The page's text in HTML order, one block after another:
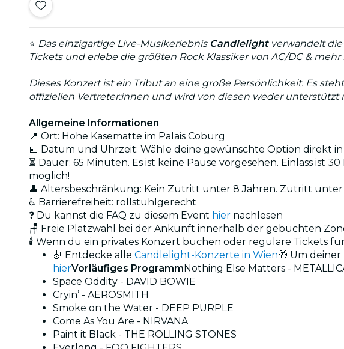
⭐ Das einzigartige Live-Musikerlebnis Candlelightverwandelt die
Tickets und erlebe die größten Rock Klassiker von AC/DC &
Dieses Konzert ist ein Tribut an eine große Persönlichkeit. Es
offiziellen Vertreter:innen und wird von diesen weder unterstützt
Allgemeine Informationen
📍 Ort: Hohe Kasematte im Palais Coburg
📅 Datum und Uhrzeit: Wähle deine gewünschte Option direkt in
⏳ Dauer: 65 Minuten. Es ist keine Pause vorgesehen. Einlass ist
möglich!
👤 Altersbeschränkung: Kein Zutritt unter 8 Jahren. Zutritt
♿ Barrierefreiheit: rollstuhlgerecht
❓ Du kannst die FAQ zu diesem Event hier nachlesen
🪑 Freie Platzwahl bei der Ankunft innerhalb der gebuchten
🕯️ Wenn du ein privates Konzert buchen oder reguläre Tickets
🎻 Entdecke alle Candlelight-Konzerte in Wien🎁 Um
hierVorläufiges ProgrammNothing Else Matters -
Space Oddity - DAVID BOWIE
Cryin’ - AEROSMITH
Smoke on the Water - DEEP PURPLE
Come As You Are - NIRVANA
Paint it Black - THE ROLLING STONES